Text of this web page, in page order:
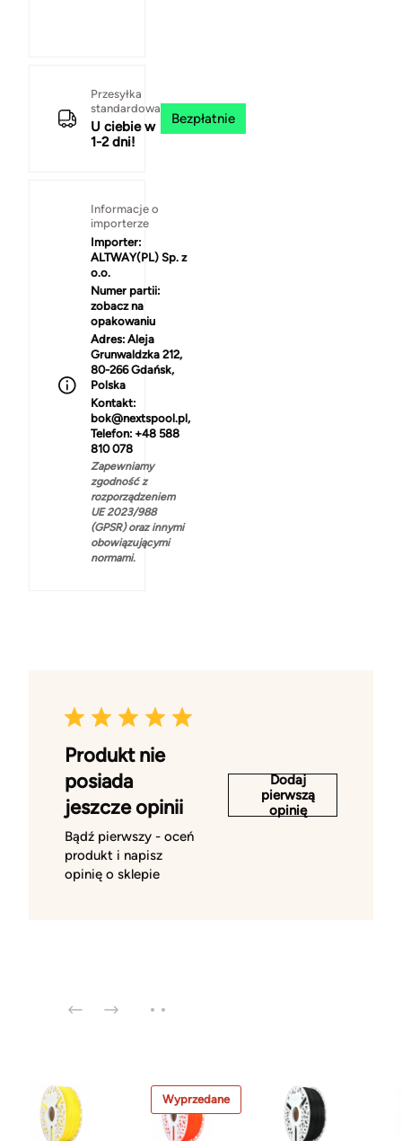
Przesyłka
standardowa
U ciebie w
1-2 dni!
Bezpłatnie
Informacje o
importerze
Importer:
ALTWAY(PL) Sp. z
o.o.
Numer partii:
zobacz na
opakowaniu
Adres: Aleja
Grunwaldzka 212,
80-266 Gdańsk,
Polska
Kontakt:
bok@nextspool.pl,
Telefon: +48 588
810 078
Zapewniamy
zgodność z
rozporządzeniem
UE 2023/988
(GPSR) oraz innymi
obowiązującymi
normami.
Produkt nie
posiada
jeszcze opinii
Bądź pierwszy - oceń
produkt i napisz
opinię o sklepie
Dodaj
pierwszą
opinię
Wyprzedane